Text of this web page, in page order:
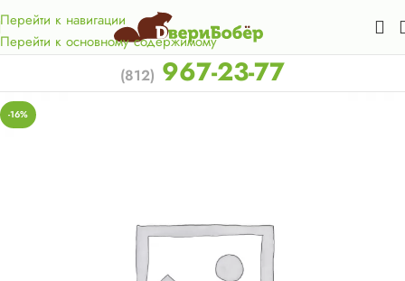
Перейти к навигации
Перейти к основному содержимому
км. от КАД.
(812) 967-23-77
-16%